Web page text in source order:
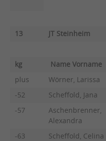
13 JT Steinheim
kg Name Vorname
plus
Wörner, Larissa
-52
Scheffold, Jana
-57
Aschenbrenner,
Alexandra
-63 Scheffold, Celina